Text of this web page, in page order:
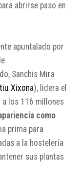
abrirse paso en
apuntalado por
Sanchis Mira
Xixona), lidera el
los 116 millones
como
prima para
a la hostelería
sus plantas